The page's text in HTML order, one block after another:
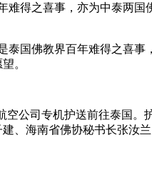
难得之喜事，亦为中泰两国
国佛教界百年难得之喜事
。
公司专机护送前往泰国。
、海南省佛协秘书长张汝